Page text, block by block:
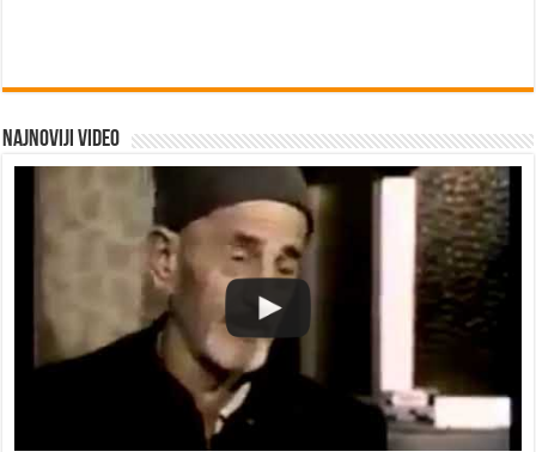
Najnoviji video